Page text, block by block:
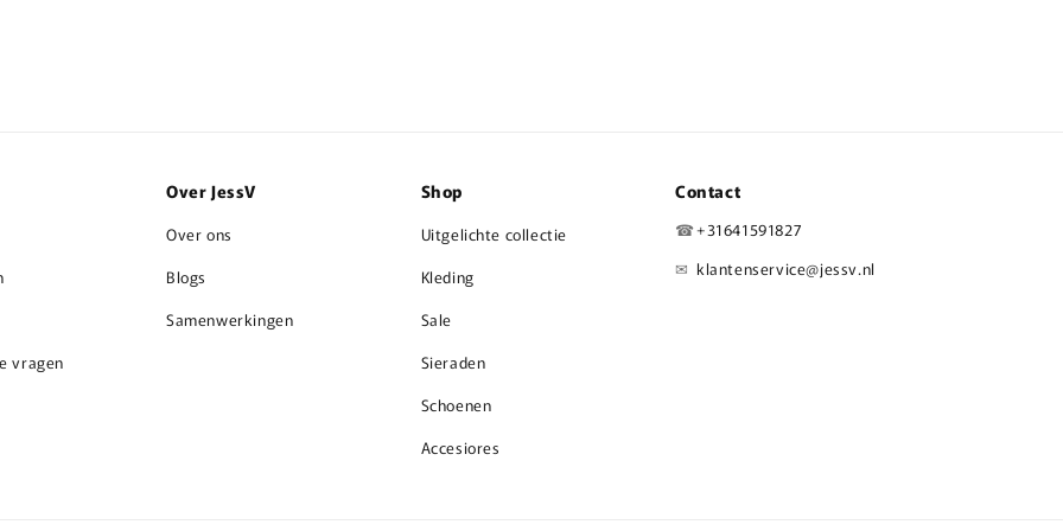
vragen
Over JessV
Over ons
Blogs
Samenwerkingen
Shop
Uitgelichte collectie
Kleding
Sale
Sieraden
Schoenen
Accesiores
Contact
☎+31641591827
✉ klantenservice@jessv.nl